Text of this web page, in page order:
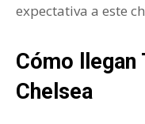
expectativa a este
Cómo llegan
Chelsea